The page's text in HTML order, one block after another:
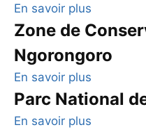
En savoir plus
Zone de
Ngorongoro
En savoir plus
Parc National
En savoir plus